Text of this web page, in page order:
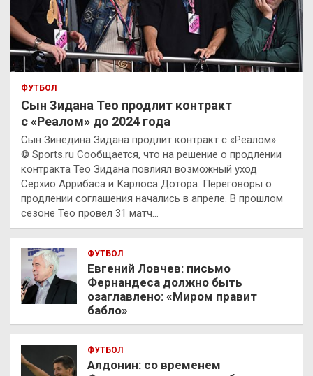
ФУТБОЛ
Сын Зидана Тео продлит контракт
с «Реалом» до 2024 года
Сын Зинедина Зидана продлит контракт с «Реалом».
© Sports.ru Сообщается, что на решение о продлении
контракта Тео Зидана повлиял возможный уход
Серхио Аррибаса и Карлоса Дотора. Переговоры о
продлении соглашения начались в апреле. В прошлом
сезоне Тео провел 31 матч…
ФУТБОЛ
Евгений Ловчев: письмо
Фернандеса должно быть
озаглавлено: «Миром правит
бабло»
ФУТБОЛ
Алдонин: со временем